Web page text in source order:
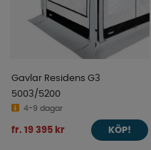
Gavlar Residens G3
5003/5200
4-9 dagar
fr. 19 395 kr KÖP!